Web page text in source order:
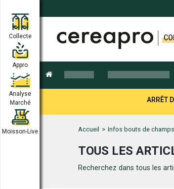
ARRÊT
Collecte
Appro
Analyse
Marché
Moisson-Live Accueil > Infos bouts de champs
TOUS LES
Recherchez dans tous les